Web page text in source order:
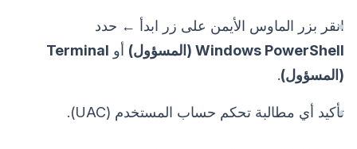
انقر بزر الماوس الأيمن على زر ابدأ ← حدد
Windows PowerShell (المسؤول)
أو Terminal
(المسؤول).
تأكيد أي مطالبة تحكم حساب المستخدم (UAC).